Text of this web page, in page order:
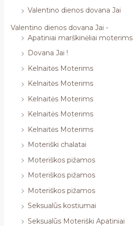
Valentino dienos dovana Jai
Valentino dienos dovana Jai -
Apatiniai marškinėliai moterims
Dovana Jai !
Kelnaitės Moterims
Kelnaitės Moterims
Kelnaitės Moterims
Kelnaitės Moterims
Kelnaitės Moterims
Moteriški chalatai
Moteriškos pižamos
Moteriškos pižamos
Moteriškos pižamos
Seksualūs kostiumai
Seksualūs Moteriški Apatiniai